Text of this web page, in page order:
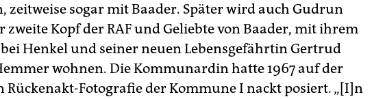
zeitweise sogar mit Baader. Später wird auch Gudrun
zweite Kopf der RAF und Geliebte von Baader, mit ihrem
Henkel und seiner neuen Lebensgefährtin Gertrud
wohnen. Die Kommunardin hatte 1967 auf der
Fotografie der Kommune I nackt posiert. „[I]n